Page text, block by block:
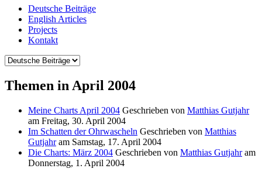
Deutsche Beiträge
English Articles
Projects
Kontakt
Themen in April 2004
Meine Charts April 2004 Geschrieben von Matthias Gutjahr
am Freitag, 30. April 2004
Im Schatten der Ohrwascheln Geschrieben von Matthias
Gutjahram Samstag, 17. April 2004
Die Charts: März 2004 Geschrieben von Matthias Gutjahram
Donnerstag, 1. April 2004